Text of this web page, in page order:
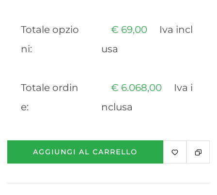
Totale opzio
ni:
€ 69,00
Iva incl
usa
Totale ordin
e:
€ 6.068,00
Iva i
nclusa
AGGIUNGI AL CARRELLO